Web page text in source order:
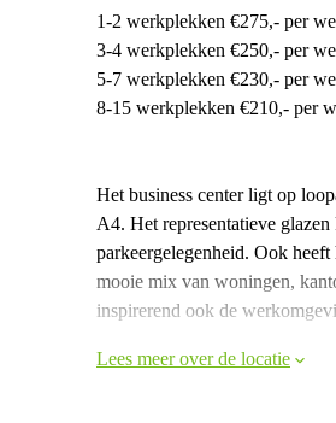
1-2 werkplekken €275,- per
3-4 werkplekken €250,- per
5-7 werkplekken €230,- per
8-15 werkplekken €210,- per
Het business center ligt op
A4. Het representatieve
parkeergelegenheid. Ook
mooie mix van woningen,
inspirerend ook de
Lees meer over de locatie